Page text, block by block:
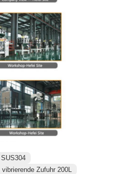
vibrierende Zufuhr 200L